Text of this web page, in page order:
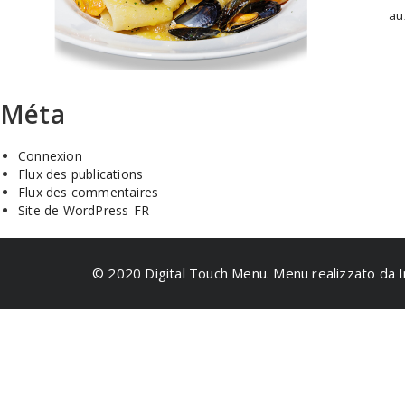
Méta
Connexion
Flux des publications
Flux des commentaires
Site de WordPress-FR
© 2020 Digital Touch Menu. Menu realizzato da